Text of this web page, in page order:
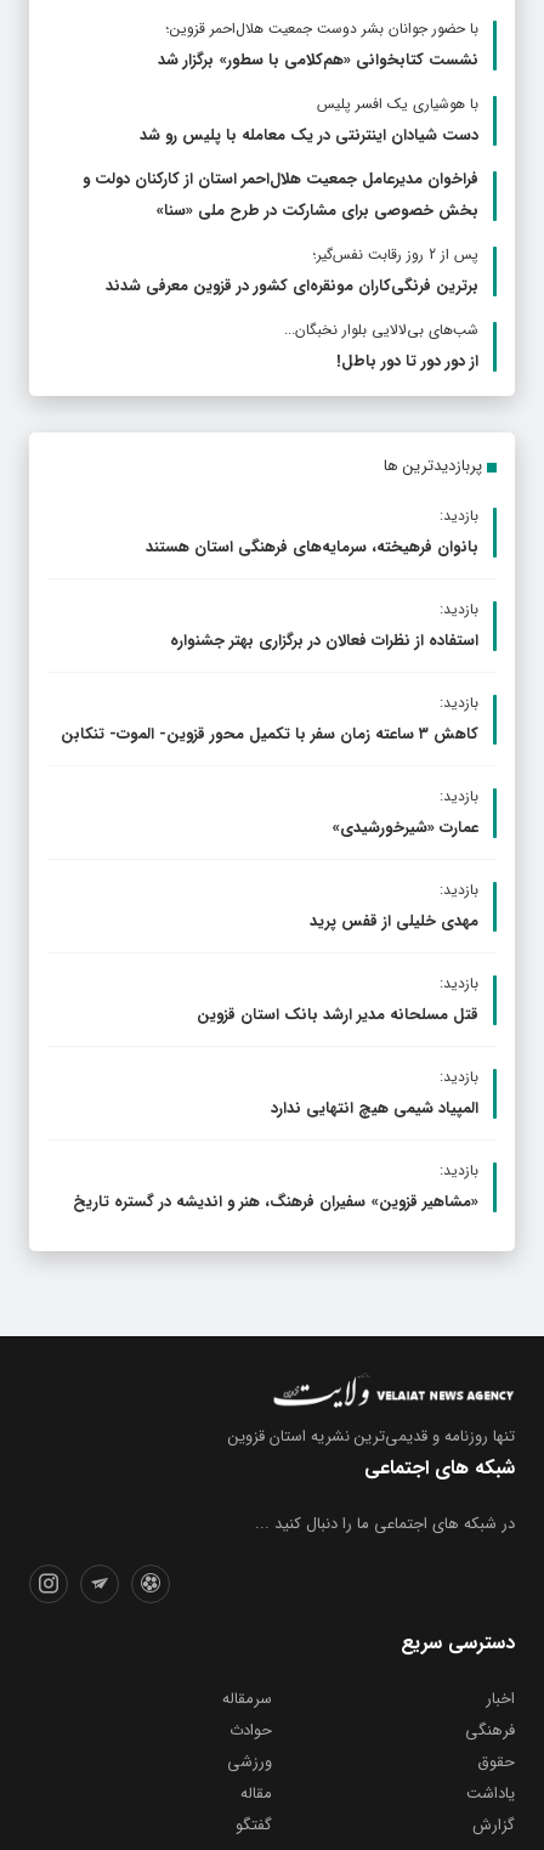
با حضور جوانان بشر دوست جمعیت هلال‌احمر قزوین؛
نشست کتابخوانی «هم‌کلامی با سطور» برگزار شد
با هوشیاری یک افسر پلیس
دست شیادان اینترنتی در یک معامله با پلیس رو شد
فراخوان مدیرعامل جمعیت هلال‌احمر استان از کارکنان دولت و
بخش خصوصی برای مشارکت در طرح ملی «سنا»
پس از 2 روز رقابت نفس‌گیر؛
برترین فرنگی‌کاران مونقره‌ای کشور در قزوین معرفی شدند
شب‌های بی‌لالایی بلوار نخبگان...
از دور دور تا دور باطل!
پربازدیدترین ها
بازدید:
بانوان فرهیخته، سرمایه‌های فرهنگی استان هستند
بازدید:
استفاده از نظرات فعالان در برگزاری بهتر جشنواره
بازدید:
کاهش ۳ ساعته زمان سفر با تکمیل محور قزوین- الموت- تنکابن
بازدید:
عمارت «شیرخورشیدی»
بازدید:
مهدی خلیلی از قفس پرید
بازدید:
قتل مسلحانه مدیر ارشد بانک استان قزوین
بازدید:
المپیاد شیمی هیچ انتهایی ندارد
بازدید:
«مشاهیر قزوین» سفیران فرهنگ، هنر و اندیشه در گستره تاریخ
تنها روزنامهو قدیمی‌ترین نشریه استان قزوین
شبکه های اجتماعی
در شبکه های اجتماعی ما را دنبال کنید ...
دسترسی سریع
اخبار
سرمقاله
فرهنگی
حوادث
حقوق
ورزشی
یاداشت
مقاله
گزارش
گفتگو